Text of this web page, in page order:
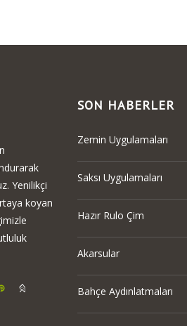
Yenilikçi
koyan
SON HABERLER
Zemin Uygulamaları
Saksı Uygulamaları
Hazır Rulo Çim
Akarsular
Bahçe Aydınlatmaları